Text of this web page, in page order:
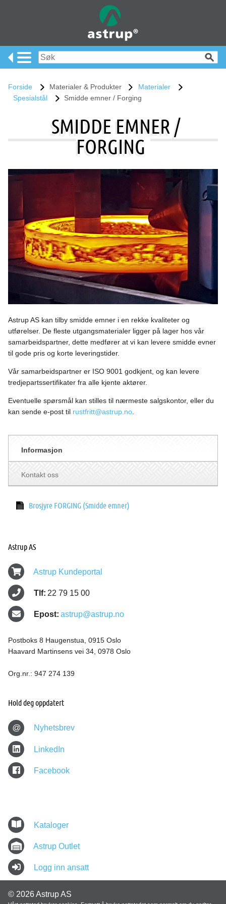
Forside Materialer & Produkter
Materialer
Spesialstål
Smidde emner / Forging
SMIDDE EMNER /
FORGING
Astrup AS kan tilby smidde emner i en rekke kvaliteter og
utførelser. De fleste utgangsmaterialer ligger på lager hos vår
samarbeidspartner, dette medfører at vi kan levere smidde evner
til gode pris og korte leveringstider.
Vår samarbeidspartner er ISO 9001 godkjent, og kan levere
tredjepartssertifikater fra alle kjente aktører.
Eventuelle spørsmål kan stilles til nærmeste salgskontor, eller du
kan sende e-post til rustfritt@astrup.no.
Informasjon
Kontakt oss
Brosjyre FORGING (Smidde emner)
Astrup AS
Astrup Kundeportal
Tlf: 22 79 15 00
Epost: astrup@astrup.no
Postboks 8 Haugenstua, 0915 Oslo
Haavard Martinsens vei 34, 0978 Oslo
Org.nr.: 947 274 139
Hold deg oppdatert
@ Nyhetsbrev
LinkedIn
Facebook
Kataloger
Astrup Outlet
Logg inn ansatt
© 2026 Astrup AS